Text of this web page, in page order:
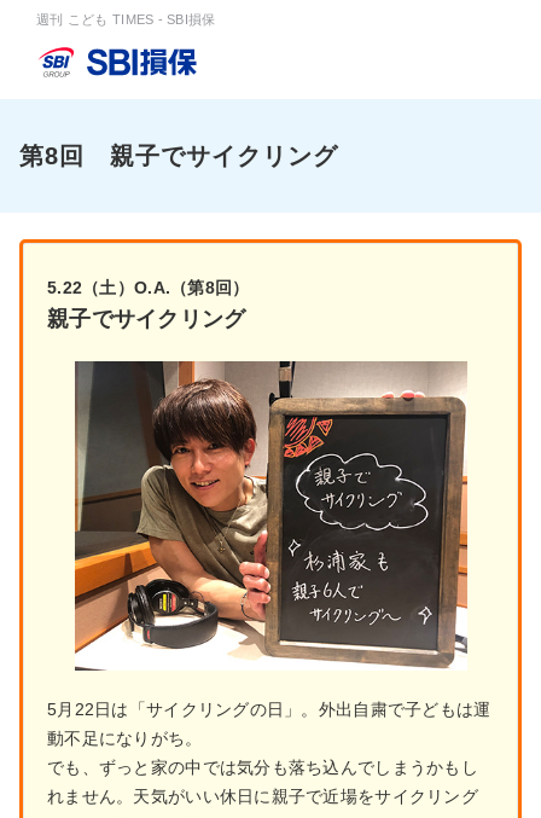
週刊 こども TIMES - SBI損保
第8回 親子でサイクリング
5.22（土）O.A.（第8回）
親子でサイクリング
5月22日は「サイクリングの日」。外出自粛で子どもは運
動不足になりがち。
でも、ずっと家の中では気分も落ち込んでしまうかもし
れません。天気がいい休日に親子で近場をサイクリング